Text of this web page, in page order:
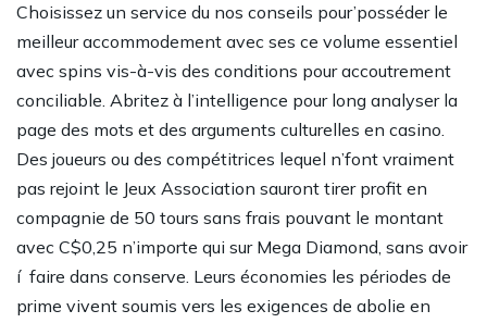
Choisissez un service du nos conseils pour’posséder le
meilleur accommodement avec ses ce volume essentiel
avec spins vis-à-vis des conditions pour accoutrement
conciliable. Abritez à l’intelligence pour long analyser la
page des mots et des arguments culturelles en casino.
Des joueurs ou des compétitrices lequel n’font vraiment
pas rejoint le Jeux Association sauront tirer profit en
compagnie de 50 tours sans frais pouvant le montant
avec C$0,25 n’importe qui sur Mega Diamond, sans avoir
í faire dans conserve. Leurs économies les périodes de
prime vivent soumis vers les exigences de abolie en